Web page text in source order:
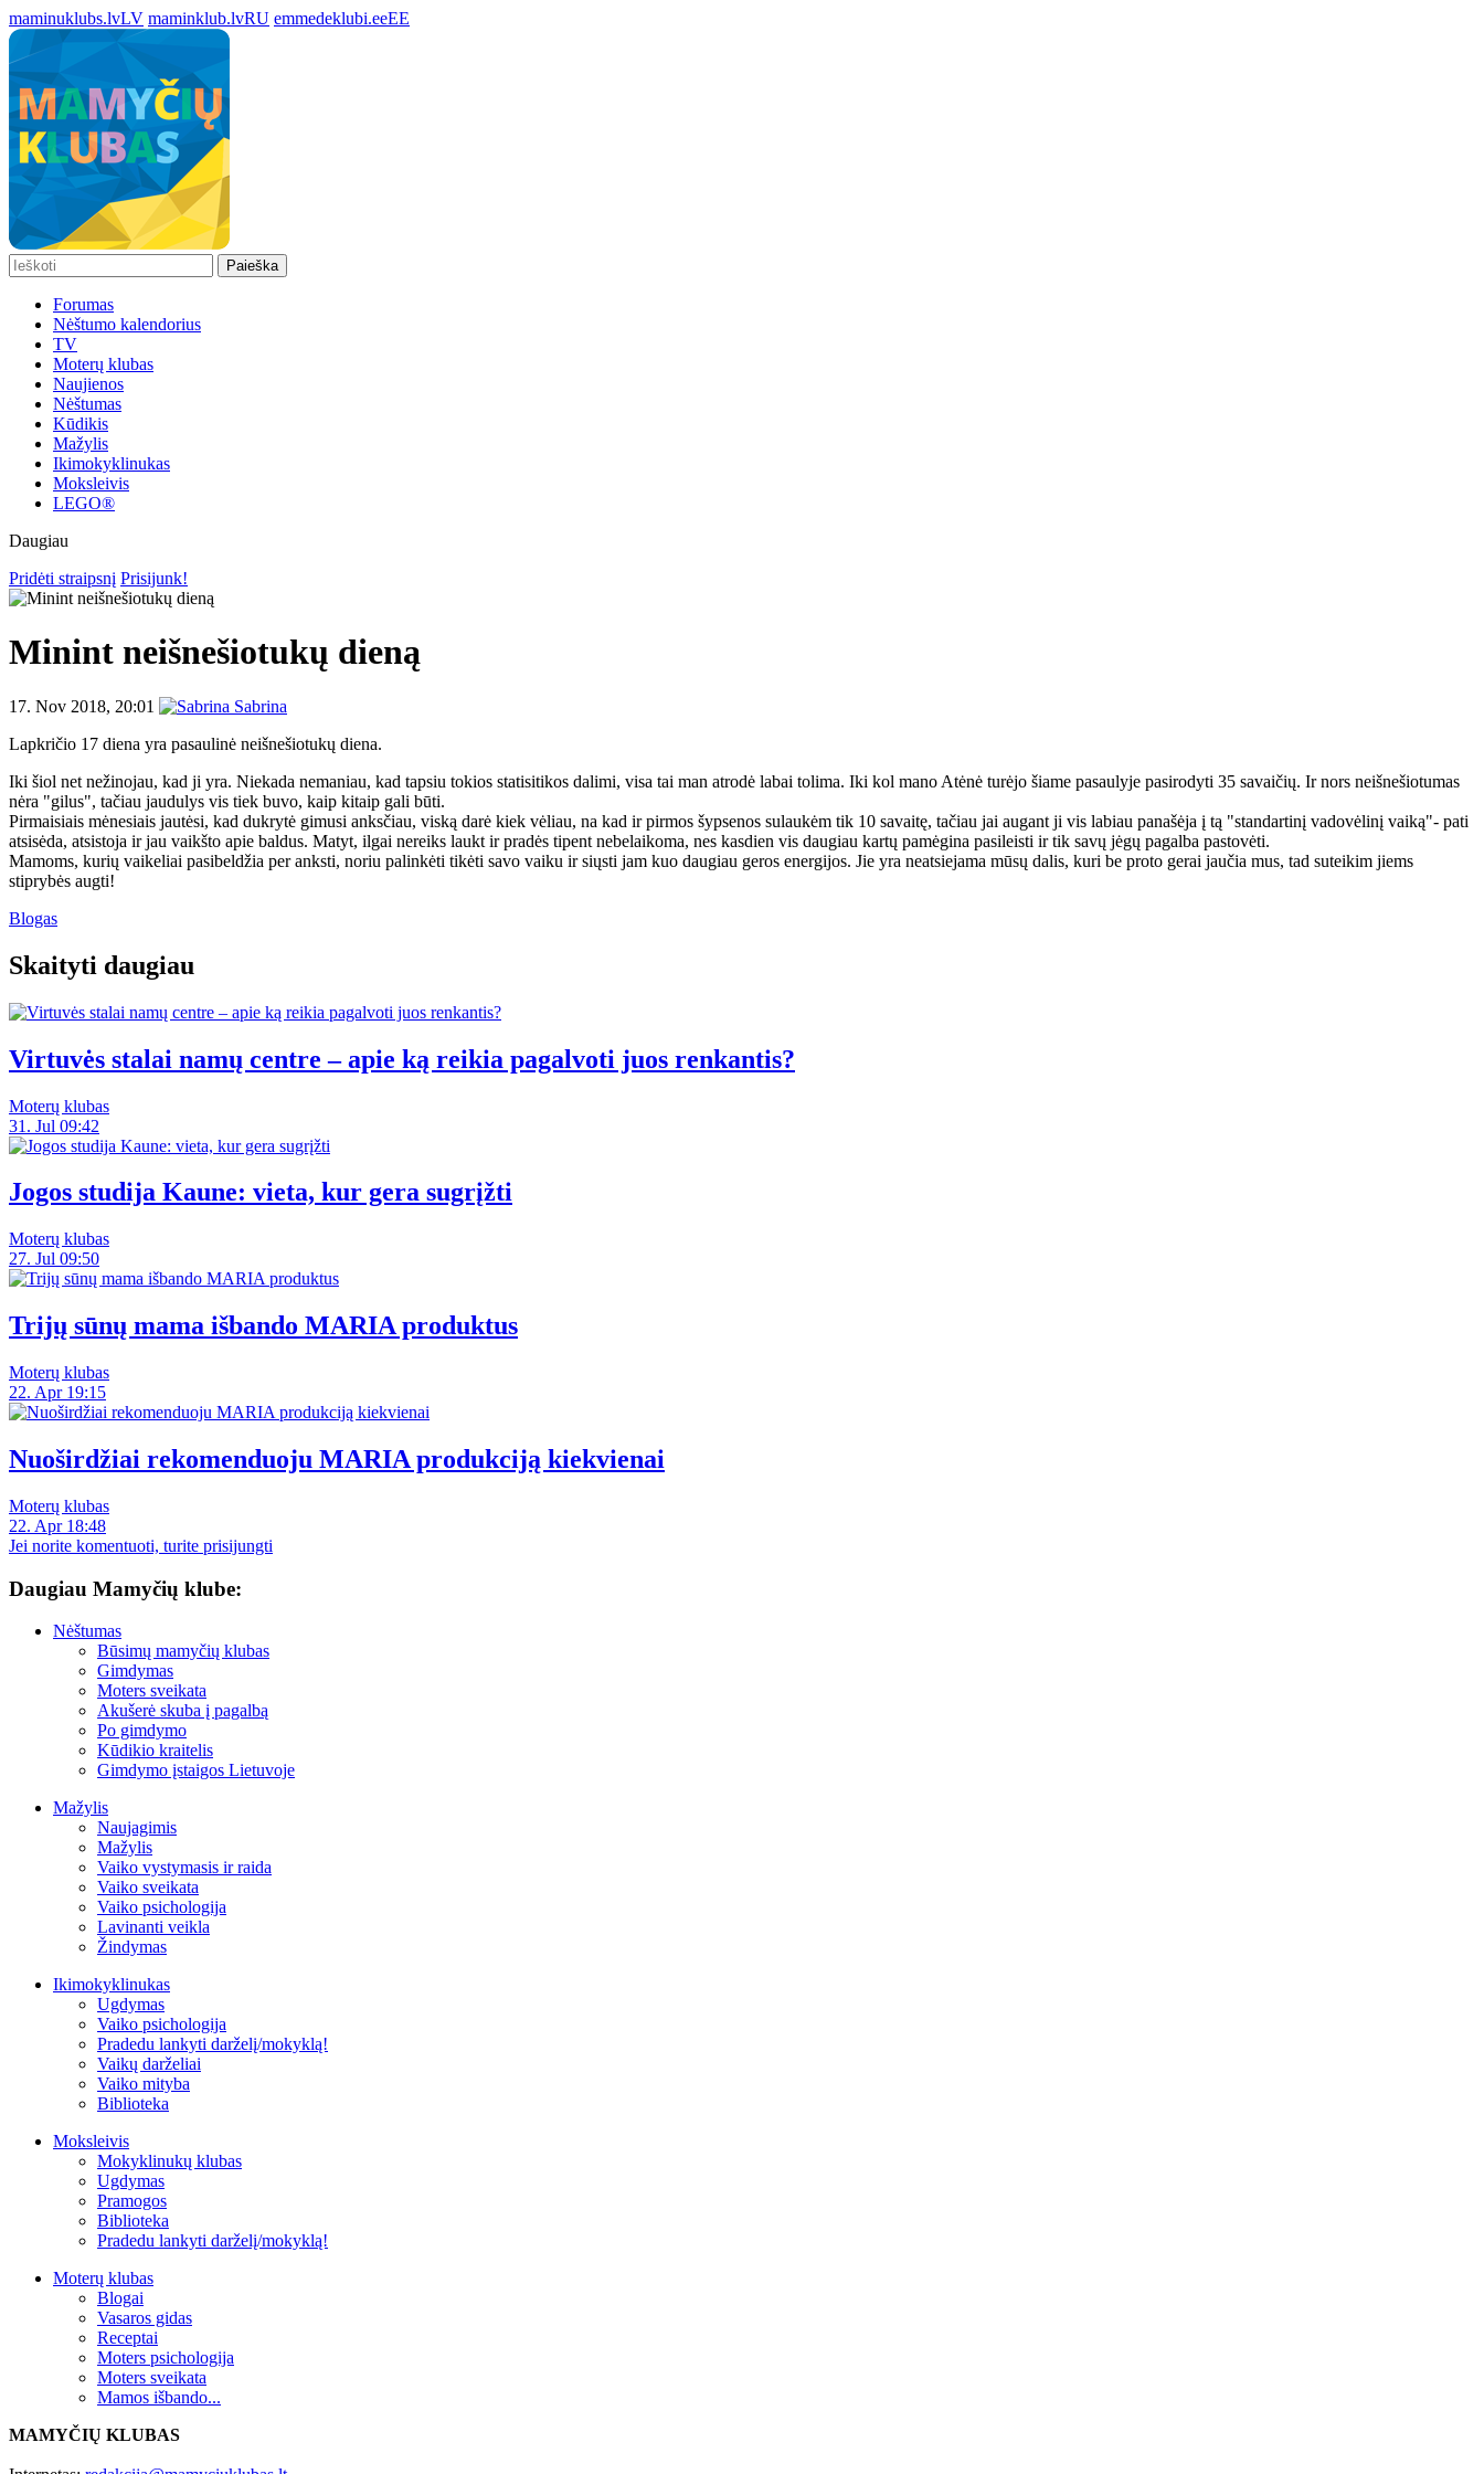
maminuklubs.lvLV maminklub.lvRU emmedeklubi.eeEE
Paieška
Forumas
Nėštumo kalendorius
TV
Moterų klubas
Naujienos
Nėštumas
Kūdikis
Mažylis
Ikimokyklinukas
Moksleivis
LEGO®
Daugiau
Pridėti straipsnį Prisijunk!
Minint neišnešiotukų dieną
17. Nov 2018, 20:01
Sabrina
Lapkričio 17 diena yra pasaulinė neišnešiotukų diena.
Iki šiol net nežinojau, kad ji yra. Niekada nemaniau, kad tapsiu tokios statisitikos dalimi, visa tai man atrodė labai tolima. Iki kol mano Atėnė turėjo šiame pasaulyje pasirodyti 35 savaičių. Ir nors neišnešiotumas
nėra "gilus", tačiau jaudulys vis tiek buvo, kaip kitaip gali būti.
Pirmaisiais mėnesiais jautėsi, kad dukrytė gimusi anksčiau, viską darė kiek vėliau, na kad ir pirmos šypsenos sulaukėm tik 10 savaitę, tačiau jai augant ji vis labiau panašėja į tą "standartinį vadovėlinį vaiką"- pati
atsisėda, atsistoja ir jau vaikšto apie baldus. Matyt, ilgai nereiks laukt ir pradės tipent nebelaikoma, nes kasdien vis daugiau kartų pamėgina pasileisti ir tik savų jėgų pagalba pastovėti.
Mamoms, kurių vaikeliai pasibeldžia per anksti, noriu palinkėti tikėti savo vaiku ir siųsti jam kuo daugiau geros energijos. Jie yra neatsiejama mūsų dalis, kuri be proto gerai jaučia mus, tad suteikim jiems
stiprybės augti!
Blogas
Skaityti daugiau
Virtuvės stalai namų centre – apie ką reikia pagalvoti juos renkantis?
Moterų klubas
31. Jul 09:42
Jogos studija Kaune: vieta, kur gera sugrįžti
Moterų klubas
27. Jul 09:50
Trijų sūnų mama išbando MARIA produktus
Moterų klubas
22. Apr 19:15
Nuoširdžiai rekomenduoju MARIA produkciją kiekvienai
Moterų klubas
22. Apr 18:48
Jei norite komentuoti, turite prisijungti
Daugiau Mamyčių klube:
Nėštumas
Būsimų mamyčių klubas
Gimdymas
Moters sveikata
Akušerė skuba į pagalbą
Po gimdymo
Kūdikio kraitelis
Gimdymo įstaigos Lietuvoje
Mažylis
Naujagimis
Mažylis
Vaiko vystymasis ir raida
Vaiko sveikata
Vaiko psichologija
Lavinanti veikla
Žindymas
Ikimokyklinukas
Ugdymas
Vaiko psichologija
Pradedu lankyti darželį/mokyklą!
Vaikų darželiai
Vaiko mityba
Biblioteka
Moksleivis
Mokyklinukų klubas
Ugdymas
Pramogos
Biblioteka
Pradedu lankyti darželį/mokyklą!
Moterų klubas
Blogai
Vasaros gidas
Receptai
Moters psichologija
Moters sveikata
Mamos išbando...
MAMYČIŲ KLUBAS